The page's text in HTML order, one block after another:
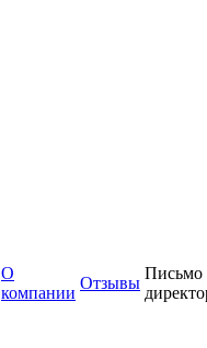
О
компании
Отзывы
Письмо